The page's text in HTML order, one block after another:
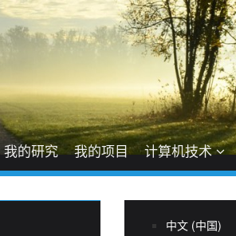
我的研究 我的项目 计算机技术
中文 (中国)